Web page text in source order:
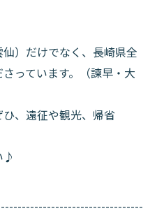
）だけでなく、長崎県全
っています。（諫早・大
、遠征や観光、帰省
♪